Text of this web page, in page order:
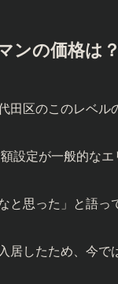
ンの価格は？
田区のこのレベル
設定が一般的なエ
と思った」と語っ
したため、今で